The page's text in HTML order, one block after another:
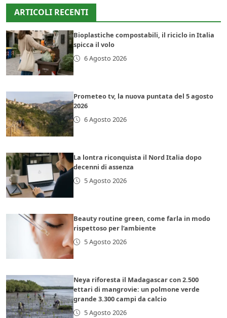
ARTICOLI RECENTI
Bioplastiche compostabili, il riciclo in Italia
spicca il volo
6 Agosto 2026
Prometeo tv, la nuova puntata del 5 agosto
2026
6 Agosto 2026
La lontra riconquista il Nord Italia dopo
decenni di assenza
5 Agosto 2026
Beauty routine green, come farla in modo
rispettoso per l’ambiente
5 Agosto 2026
Neya riforesta il Madagascar con 2.500
ettari di mangrovie: un polmone verde
grande 3.300 campi da calcio
5 Agosto 2026